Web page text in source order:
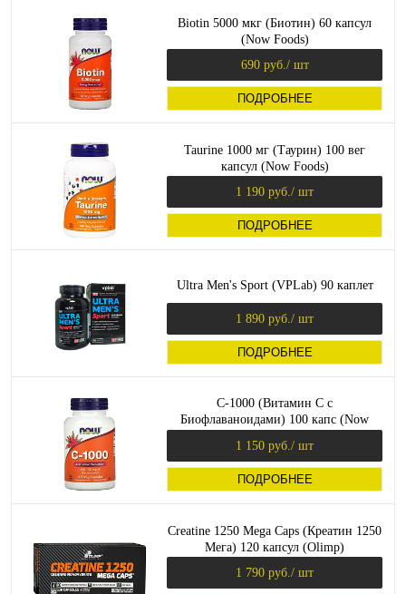
Biotin 5000 мкг (Биотин) 60 капсул
(Now Foods)
690 руб. / шт
ПОДРОБНЕЕ
Taurine 1000 мг (Таурин) 100 вег
капсул (Now Foods)
1 190 руб. / шт
ПОДРОБНЕЕ
Ultra Men's Sport (VPLab) 90 каплет
1 890 руб. / шт
ПОДРОБНЕЕ
C-1000 (Витамин С с
Биофлаваноидами) 100 капс (Now
1 150 руб. / шт
ПОДРОБНЕЕ
Creatine 1250 Mega Caps (Креатин 1250
Мега) 120 капсул (Olimp)
1 790 руб. / шт